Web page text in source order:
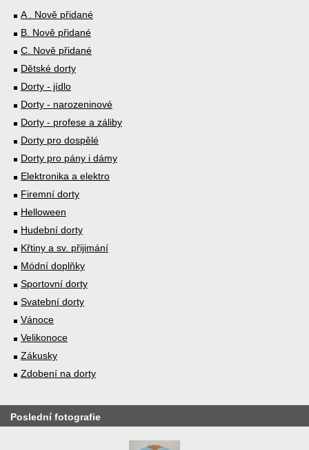
A . Nově přidané
B. Nově přidané
C. Nově přidané
Dětské dorty
Dorty - jídlo
Dorty - narozeninové
Dorty - profese a záliby
Dorty pro dospělé
Dorty pro pány i dámy
Elektronika a elektro
Firemní dorty
Helloween
Hudební dorty
Křtiny a sv. přijimání
Módní doplňky
Sportovní dorty
Svatební dorty
Vánoce
Velikonoce
Zákusky
Zdobení na dorty
Poslední fotografie